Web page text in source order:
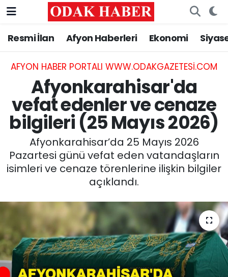
Resmi İlan Afyon Haberleri Ekonomi
AFYON HABER PORTALI WWW.ODAKGAZETESI.COM
Afyonkarahisar'da
vefat edenler ve cenaze
bilgileri (25 Mayıs 2026)
Afyonkarahisar’da 25 Mayıs 2026
Pazartesi günü vefat eden vatandaşların
isimleri ve cenaze törenlerine ilişkin bilgiler
açıklandı.
AFYONKARAHİSAR HABERLERİ
Resmi İlan
ASAYİŞ
GÜNCEL
SİYASET
EĞİTİM
SAĞLIK
SPOR
11:11 MANŞET
Afyonkarahisar Nöbetçi Eczaneler
Afyonkarahisar Hava Durumu
Afyonkarahisar Namaz Vakitleri
Afyonkarahisar Trafik Yoğunluk Haritası
Süper Lig Puan Durumu ve Fikstür
Tüm Manşetler
Haber Arşivi